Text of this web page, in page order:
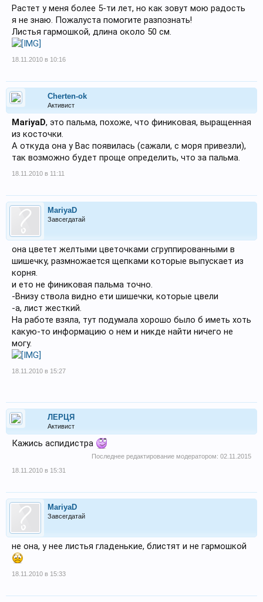
Растет у меня более 5-ти лет, но как зовут мою радость
я не знаю. Пожалуста помогите разпознать!
Листья гармошкой, длина около 50 см.
18.11.2010 в 10:16
Cherten-ok
Активист
MariyaD, это пальма, похоже, что финиковая, выращенная
из косточки.
А откуда она у Вас появилась (сажали, с моря привезли),
так возможно будет проще определить, что за пальма.
18.11.2010 в 11:11
MariyaD
Завсегдатай
она цветет желтыми цветочками сгруппированными в
шишечку, размножается щепками которые выпускает из
корня.
и ето не финиковая пальма точно.
-Внизу ствола видно ети шишечки, которые цвели
-а, лист жесткий.
На работе взяла, тут подумала хорошо было б иметь хоть
какую-то информацию о нем и никде найти ничего не
могу.
18.11.2010 в 15:27
ЛЕРЦЯ
Активист
Кажись аспидистра
Последнее редактирование модератором: 02.11.2015
18.11.2010 в 15:31
MariyaD
Завсегдатай
не она, у нее листья гладенькие, блистят и не гармошкой
18.11.2010 в 15:33